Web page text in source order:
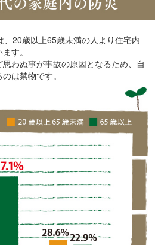
20歳以上65歳未満の人より住宅内
す。
わぬ事が事故の原因となるため、自
は禁物です。